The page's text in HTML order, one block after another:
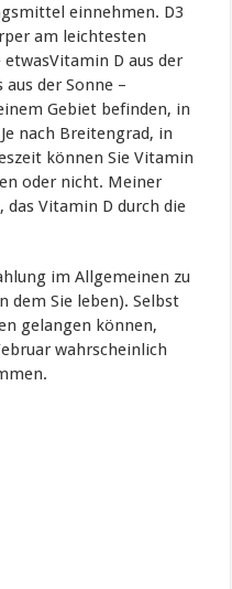
einnehmen. D3
am leichtesten
D aus der
der Sonne –
Gebiet befinden, in
nach Breitengrad, in
können Sie Vitamin
oder nicht. Meiner
Vitamin D durch die
im Allgemeinen zu
dem Sie leben). Selbst
gelangen können,
wahrscheinlich